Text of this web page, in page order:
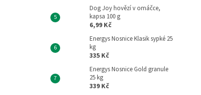
Dog Joy hovězí v omáčce,
kapsa 100 g
6,99 Kč
Energys Nosnice Klasik sypké 25
kg
335 Kč
Energys Nosnice Gold granule
25 kg
339 Kč